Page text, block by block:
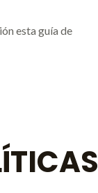
esta guía de